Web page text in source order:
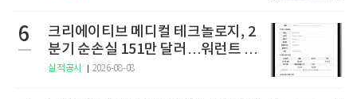
6
크리에이티브 메디컬 테크놀로지, 2
분기 순손실 151만 달러…워런트 행
사로 446만 달러 조달
실적공시 2026-08-08